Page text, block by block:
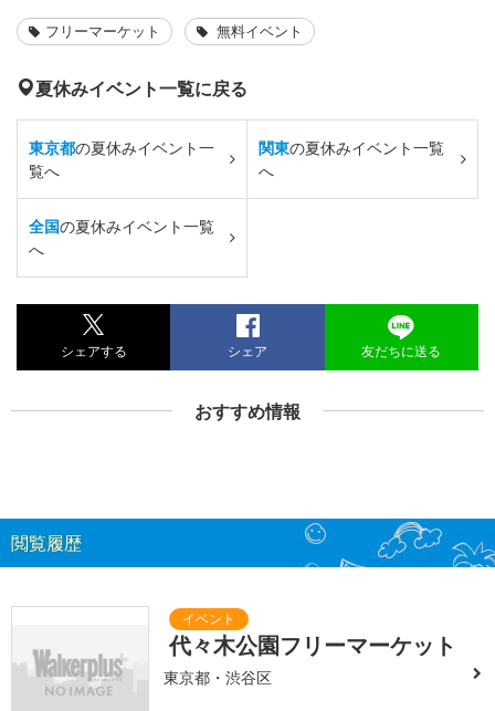
フリーマーケット 無料イベント
夏休みイベント一覧に戻る
東京都の夏休みイベント一
覧へ
関東の夏休みイベント一覧
へ
全国の夏休みイベント一覧
へ
シェアする シェア 友だちに送る
おすすめ情報
閲覧履歴
代々木公園フリーマーケット
東京都・渋谷区